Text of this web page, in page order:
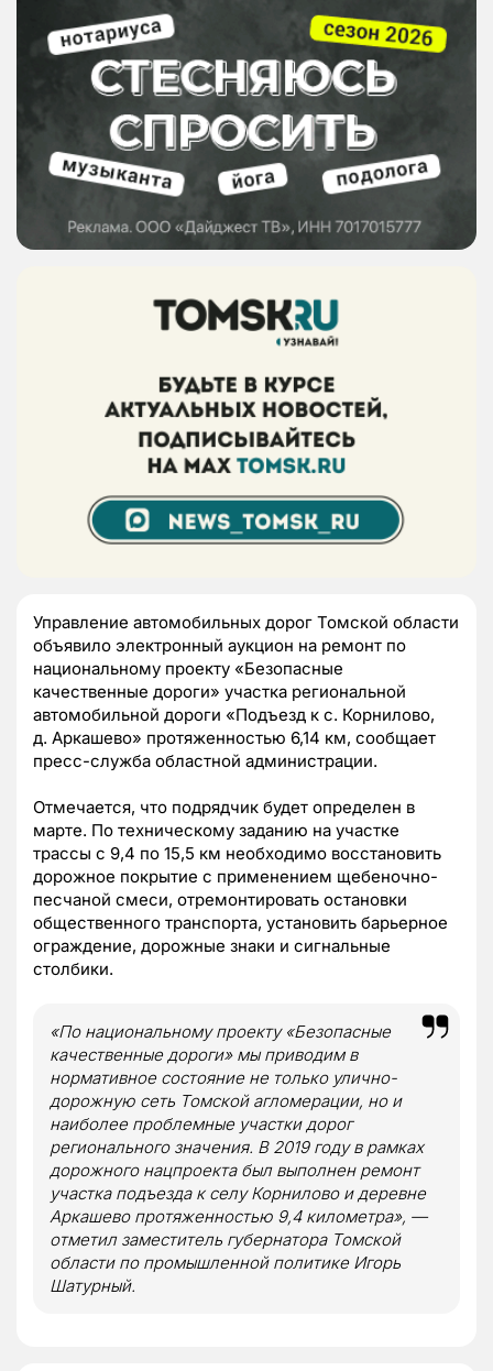
Управление автомобильных дорог Томской области
объявило электронный аукцион на ремонт по
национальному проекту «Безопасные
качественные дороги» участка региональной
автомобильной дороги «Подъезд к с. Корнилово,
д. Аркашево» протяженностью 6,14 км, сообщает
пресс-служба областной администрации.
Отмечается, что подрядчик будет определен в
марте. По техническому заданию на участке
трассы с 9,4 по 15,5 км необходимо восстановить
дорожное покрытие с применением щебеночно-
песчаной смеси, отремонтировать остановки
общественного транспорта, установить барьерное
ограждение, дорожные знаки и сигнальные
столбики.
«По национальному проекту «Безопасные
качественные дороги» мы приводим в
нормативное состояние не только улично-
дорожную сеть Томской агломерации, но и
наиболее проблемные участки дорог
регионального значения. В 2019 году в рамках
дорожного нацпроекта был выполнен ремонт
участка подъезда к селу Корнилово и деревне
Аркашево протяженностью 9,4 километра», —
отметил заместитель губернатора Томской
области по промышленной политике Игорь
Шатурный.